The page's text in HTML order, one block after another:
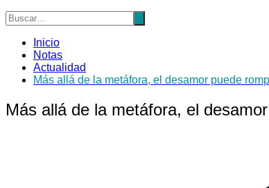
Inicio
Notas
Actualidad
Más allá de la metáfora, el desamor puede
Más allá de la metáfora, el